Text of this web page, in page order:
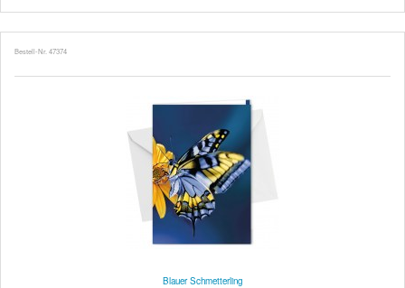
Bestell-Nr. 47374
Blauer Schmetterling